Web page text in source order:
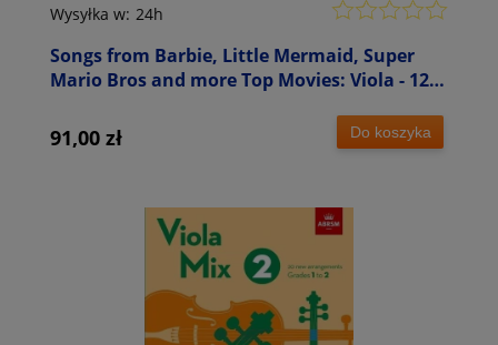
Songs from Barbie, Little Mermaid, Super
Mario Bros and more Top Movies: Viola - 12
Wysyłka w: 24h
91,00 zł Do koszyka